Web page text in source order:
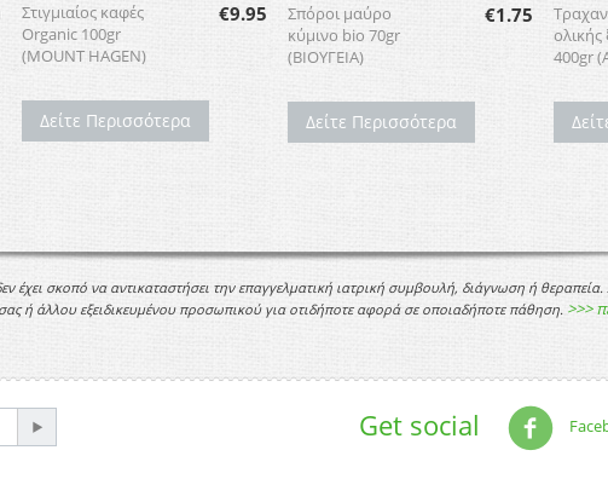
Στιγμιαίος καφές
Organic 100gr
(MOUNT HAGEN)
€9.95
Δείτε Περισσότερα
Σπόροι μαύρο
κύμινο bio 70gr
(ΒΙΟΥΓΕΙΑ)
€1.75
Δείτε Περισσότερα
ολικής
400gr
έχει σκοπό να αντικαταστήσει την επαγγελματική ιατρική συμβουλή, διάγνωση ή
ή άλλου εξειδικευμένου προσωπικού για οτιδήποτε αφορά σε οποιαδήποτε πάθηση. >>>
Get social